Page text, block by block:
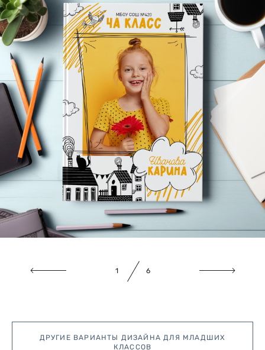
1 6
ДРУГИЕ ВАРИАНТЫ ДИЗАЙНА ДЛЯ МЛАДШИХ
КЛАССОВ